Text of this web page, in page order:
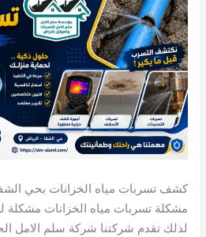
كشف تسربات مياه الخزانات بحي
مشكلة تسربات مياه الخزانات مشكلة
لذلك تقدم شركتنا شركة سلم الامل